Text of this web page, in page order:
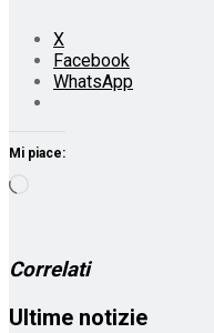
X
Facebook
WhatsApp
Mi piace:
Correlati
Ultime notizie